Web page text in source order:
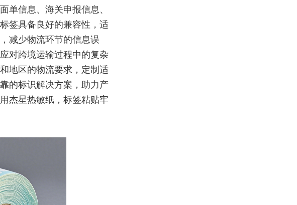
单信息、海关申报信息、
签具备良好的兼容性，适
减少物流环节的信息误
对跨境运输过程中的复杂
地区的物流要求，定制适
的标识解决方案，助力产
杰星热敏纸，标签粘贴牢